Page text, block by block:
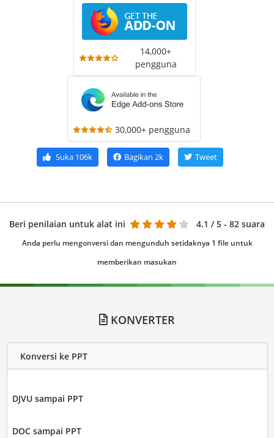
14,000+
pengguna
30,000+ pengguna
Suka106k Bagikan 2k Tweet
Beri penilaian untuk alat ini 4.1 / 5 - 82 suara
Anda perlu mengonversi dan mengunduh setidaknya 1 file untuk
memberikan masukan
KONVERTER
Konversi ke PPT
DJVU sampai PPT
DOC sampai PPT